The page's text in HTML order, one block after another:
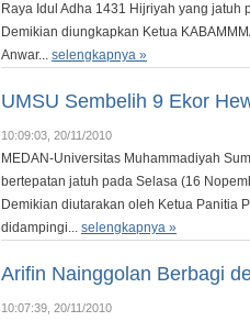
Raya Idul Adha 1431 Hijriyah yang
Demikian diungkapkan Ketua
Anwar... selengkapnya »
UMSU Sembelih 9 Ekor
10:09:03, 20/11/2010
MEDAN-Universitas Muhammadiyah
bertepatan jatuh pada Selasa (16
Demikian diutarakan oleh Ketua Panitia
didampingi... selengkapnya »
Arifin Nainggolan Berbagi
10:07:39, 20/11/2010